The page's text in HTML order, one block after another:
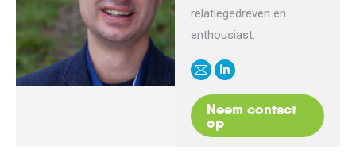
relatiegedreven en
enthousiast.
E-
mail
Linkedin
Neem contact
op